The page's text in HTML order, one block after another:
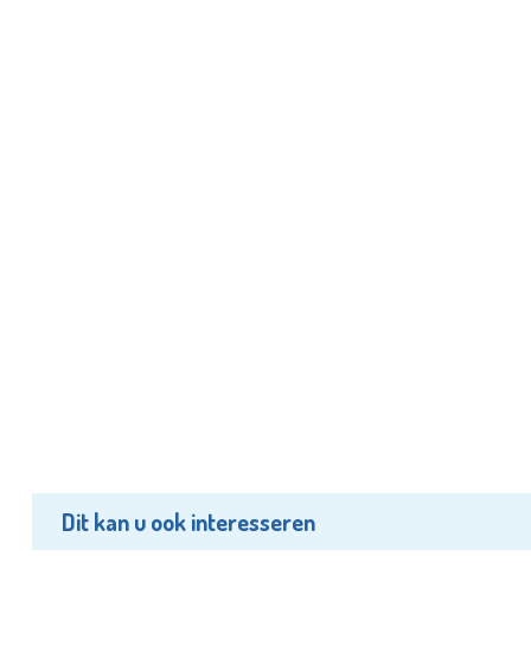
Dit kan u ook interesseren